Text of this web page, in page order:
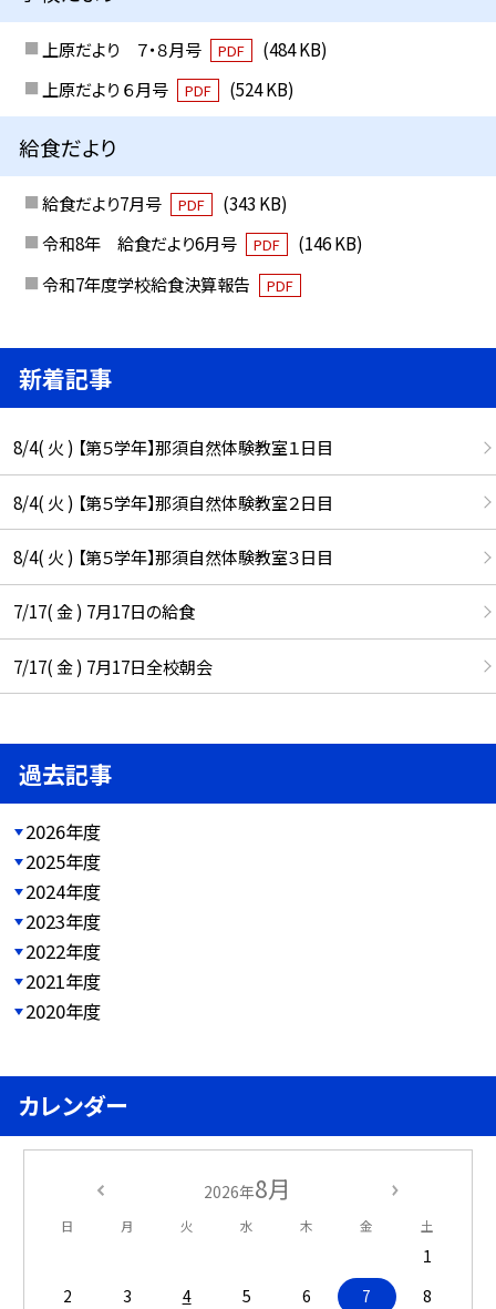
上原だより ７・８月号 PDF
(484 KB)
上原だより ６月号
PDF (524 KB)
給食だより
給食だより7月号 PDF
(343 KB)
令和8年 給食だより6月号
PDF
(146 KB)
令和7年度学校給食決算報告
PDF
新着記事
8/4( 火 ) 【第５学年】那須自然体験教室１日目
8/4( 火 ) 【第５学年】那須自然体験教室２日目
8/4( 火 ) 【第５学年】那須自然体験教室３日目
7/17( 金 ) 7月17日の給食
7/17( 金 ) 7月17日全校朝会
過去記事
2026年度
2025年度
2024年度
2023年度
2022年度
2021年度
2020年度
カレンダー
2026年8月
日 月 火 水 木 金 土
1
2
3 4 5 6 7
8